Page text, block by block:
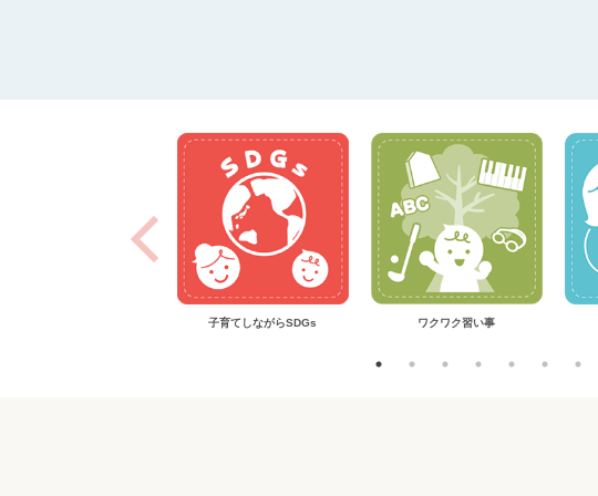
子育てしながらSDGs ワクワク習い事